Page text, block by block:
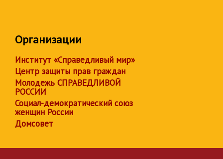
Организации
Институт «Справедливый мир»
Центр защиты прав граждан
Молодежь СПРАВЕДЛИВОЙ
РОССИИ
Социал-демократический союз
женщин России
Домсовет